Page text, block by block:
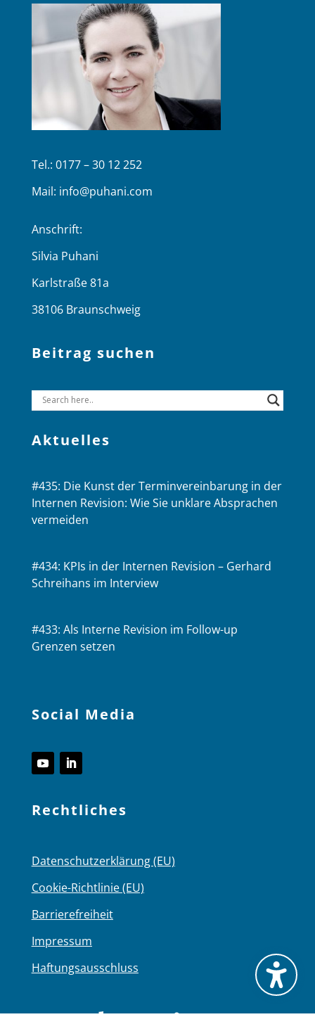
Tel.: 0177 – 30 12 252
Mail: info@puhani.com
Anschrift:
Silvia Puhani
Karlstraße 81a
38106 Braunschweig
Beitrag suchen
Aktuelles
#435: Die Kunst der Terminvereinbarung in der
Internen Revision: Wie Sie unklare Absprachen
vermeiden
#434: KPIs in der Internen Revision – Gerhard
Schreihans im Interview
#433: Als Interne Revision im Follow-up
Grenzen setzen
Social Media
Rechtliches
Datenschutzerklärung (EU)
Cookie-Richtlinie (EU)
Barrierefreiheit
Impressum
Haftungsausschluss